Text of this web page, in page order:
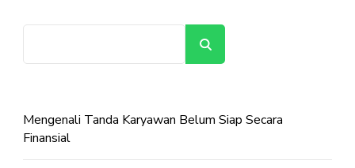
Mengenali Tanda Karyawan Belum Siap Secara
Finansial